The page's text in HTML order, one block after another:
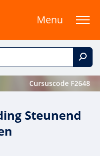
Menu
Cursuscode F2648
Steunend